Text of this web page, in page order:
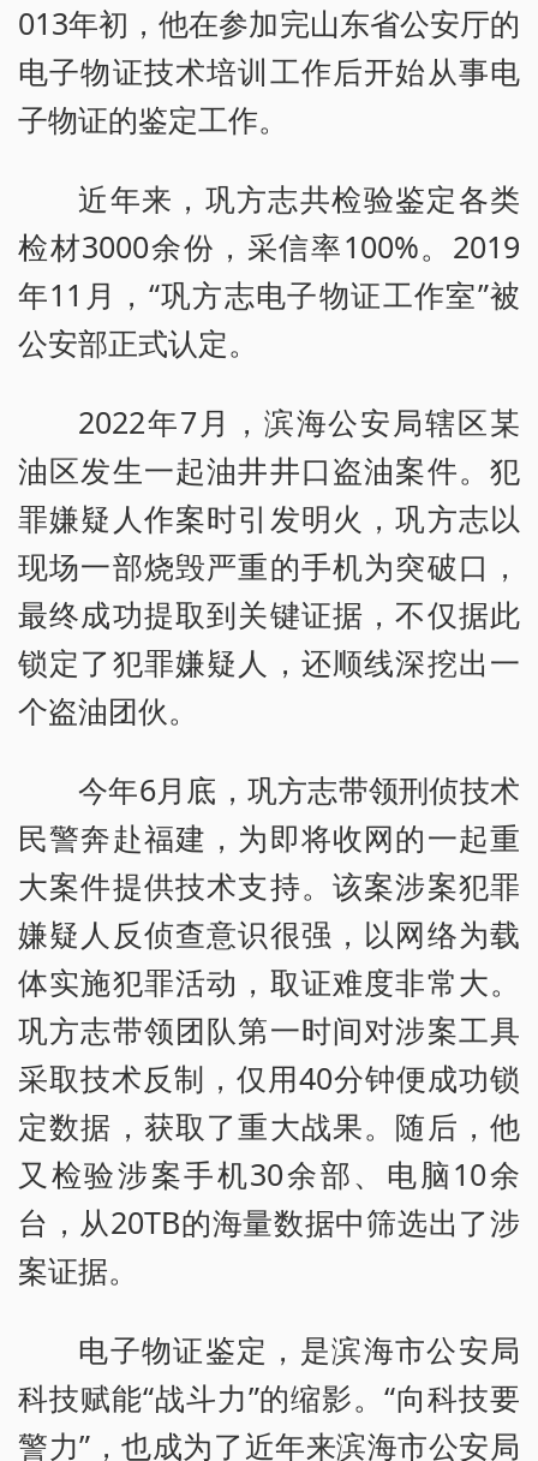
013年初，他在参加完山东省公安厅的
电子物证技术培训工作后开始从事电
子物证的鉴定工作。
近年来，巩方志共检验鉴定各类
检材3000余份，采信率100%。2019
年11月，“巩方志电子物证工作室”被
公安部正式认定。
2022年7月，滨海公安局辖区某
油区发生一起油井井口盗油案件。犯
罪嫌疑人作案时引发明火，巩方志以
现场一部烧毁严重的手机为突破口，
最终成功提取到关键证据，不仅据此
锁定了犯罪嫌疑人，还顺线深挖出一
个盗油团伙。
今年6月底，巩方志带领刑侦技术
民警奔赴福建，为即将收网的一起重
大案件提供技术支持。该案涉案犯罪
嫌疑人反侦查意识很强，以网络为载
体实施犯罪活动，取证难度非常大。
巩方志带领团队第一时间对涉案工具
采取技术反制，仅用40分钟便成功锁
定数据，获取了重大战果。随后，他
又检验涉案手机30余部、电脑10余
台，从20TB的海量数据中筛选出了涉
案证据。
电子物证鉴定，是滨海市公安局
科技赋能“战斗力”的缩影。“向科技要
警力”，也成为了近年来滨海市公安局